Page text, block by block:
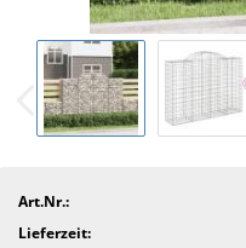
Art.Nr.:
Lieferzeit: